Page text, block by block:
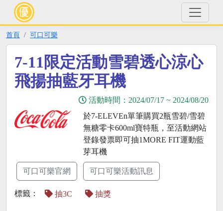
首頁 可口可樂
7-11限定活動雪碧透心涼心
飛揚抽藍牙耳機
活動時間： 2024/07/17 ~ 2024/08/20
於7-ELEVEn單筆購買2瓶雪碧/雪碧
無糖零卡600ml寶特瓶，至活動網站
登錄發票即可抽1MORE FIT運動藍
芽耳機
可口可樂官網 可口可樂活動訊息
標籤： 抽3C 抽獎